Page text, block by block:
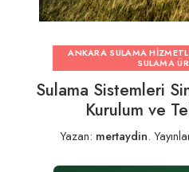
ANKARA SULAMA
SULAMA
Sulama Sistemleri
Kurulum ve
Yazan: mertaydin.